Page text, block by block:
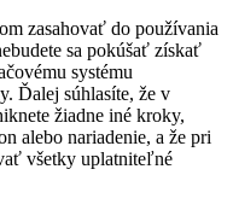
zasahovať do používania
sa pokúšať získať
systému
Ďalej súhlasíte, že v
žiadne iné kroky,
alebo nariadenie, a že pri
všetky uplatniteľné